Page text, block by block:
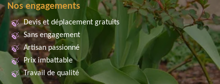
Nos engagements
Devis et déplacement gratuits
Sans engagement
Artisan passionné
Prix imbattable
Travail de qualité